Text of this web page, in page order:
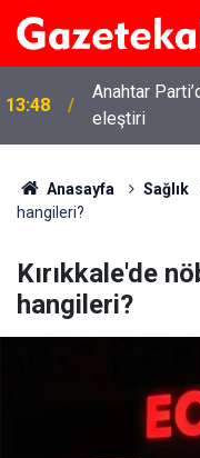
13:48
Anahtar
13:07
Kırıkkale’de
artırıldı
Anasayfa Sağlık
hangileri?
Kırıkkale'de
hangileri?